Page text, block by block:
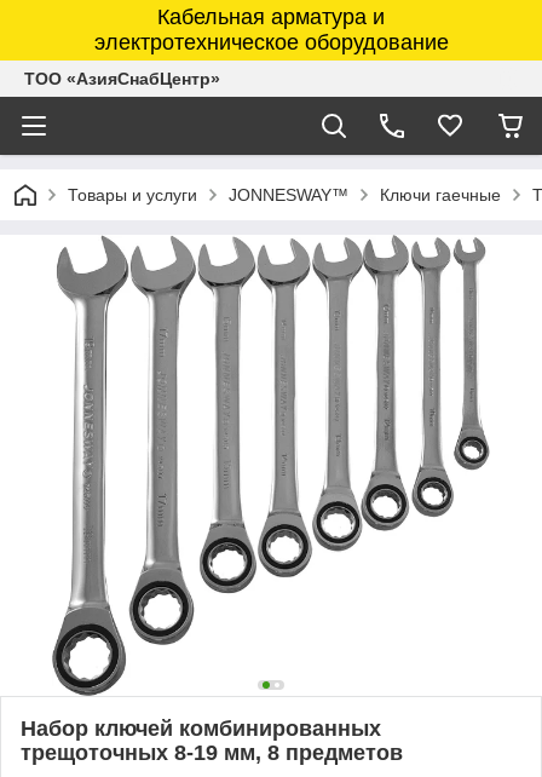
Кабельная арматура и
электротехническое оборудование
ТОО «АзияСнабЦентр»
Товары и услуги JONNESWAY™ Ключи гаечные
Набор ключей комбинированных
трещоточных 8-19 мм, 8 предметов